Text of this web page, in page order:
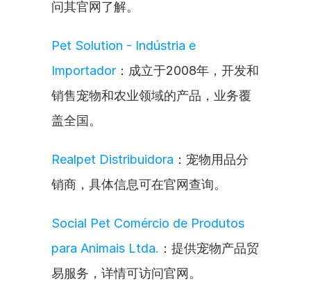
问其官网了解。
Pet Solution - Indústria e
Importador ：成立于2008年，开发和
销售宠物和农业领域的产品，业务覆
盖全国。
Realpet Distribuidora ：宠物用品分
销商，具体信息可在官网查询。
Social Pet Comércio de Produtos
para Animais Ltda. ：提供宠物产品贸
易服务，详情可访问官网。